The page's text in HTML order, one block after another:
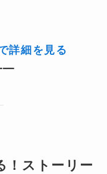
詳細を見る
！ストーリー